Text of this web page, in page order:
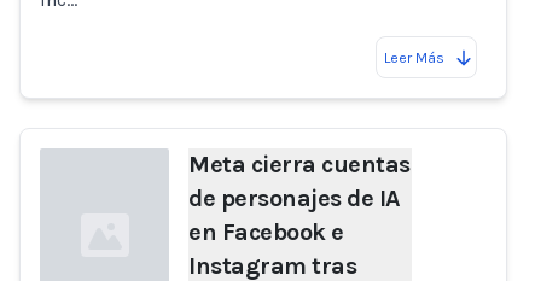
Leer Más
Meta cierra cuentas
de personajes de IA
en Facebook e
Instagram tras